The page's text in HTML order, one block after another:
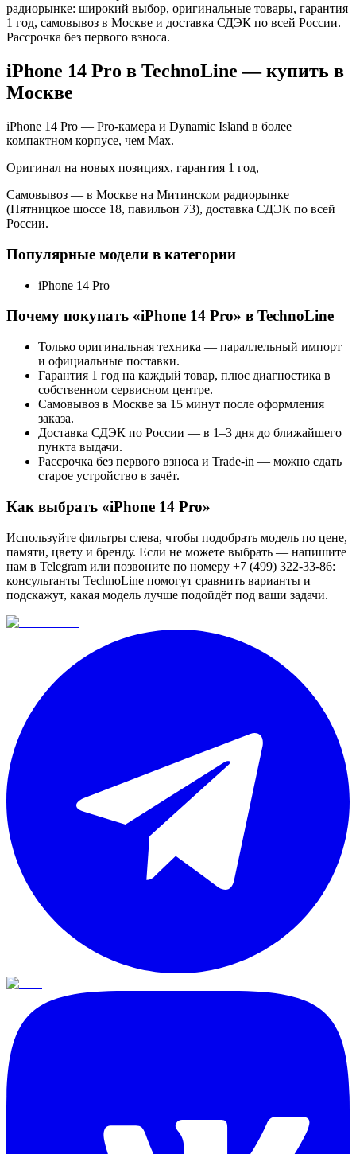
радиорынке: широкий выбор, оригинальные товары, гарантия
1 год, самовывоз в Москве и доставка СДЭК по всей России.
Рассрочка без первого взноса.
iPhone 14 Pro в TechnoLine — купить в
Москве
iPhone 14 Pro — Pro-камера и Dynamic Island в более
компактном корпусе, чем Max.
Оригинал на новых позициях, гарантия 1 год,
Самовывоз — в Москве на Митинском радиорынке
(Пятницкое шоссе 18, павильон 73), доставка СДЭК по всей
России.
Популярные модели в категории
iPhone 14 Pro
Почему покупать «iPhone 14 Pro» в TechnoLine
Только оригинальная техника — параллельный импорт
и официальные поставки.
Гарантия 1 год на каждый товар, плюс диагностика в
собственном сервисном центре.
Самовывоз в Москве за 15 минут после оформления
заказа.
Доставка СДЭК по России — в 1–3 дня до ближайшего
пункта выдачи.
Рассрочка без первого взноса и Trade-in — можно сдать
старое устройство в зачёт.
Как выбрать «iPhone 14 Pro»
Используйте фильтры слева, чтобы подобрать модель по цене,
памяти, цвету и бренду. Если не можете выбрать — напишите
нам в Telegram или позвоните по номеру +7 (499) 322-33-86:
консультанты TechnoLine помогут сравнить варианты и
подскажут, какая модель лучше подойдёт под ваши задачи.